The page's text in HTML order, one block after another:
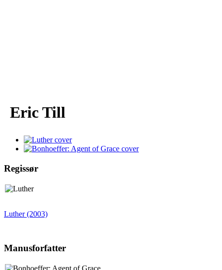
Eric Till
Regissør
Luther (2003)
Manusforfatter